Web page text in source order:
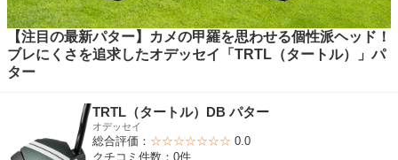
【注目の最新パター】カメの甲羅を思わせる個性派ヘッド！
ブレにくさを追求したオデッセイ「TRTL（タートル）」パ
ター
TRTL（タートル）DB パター
オデッセイ
総合評価： ☆☆☆☆☆☆☆ 0.0
クチコミ件数：0件